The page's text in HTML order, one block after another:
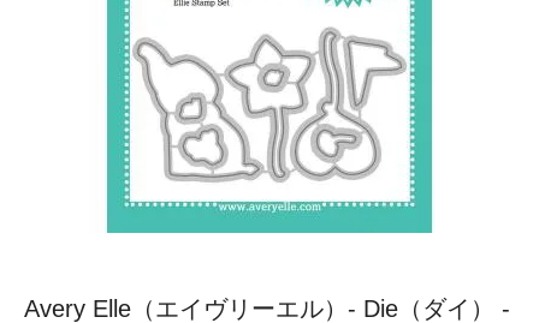
Avery Elle（エイヴリーエル）- Die（ダイ） -